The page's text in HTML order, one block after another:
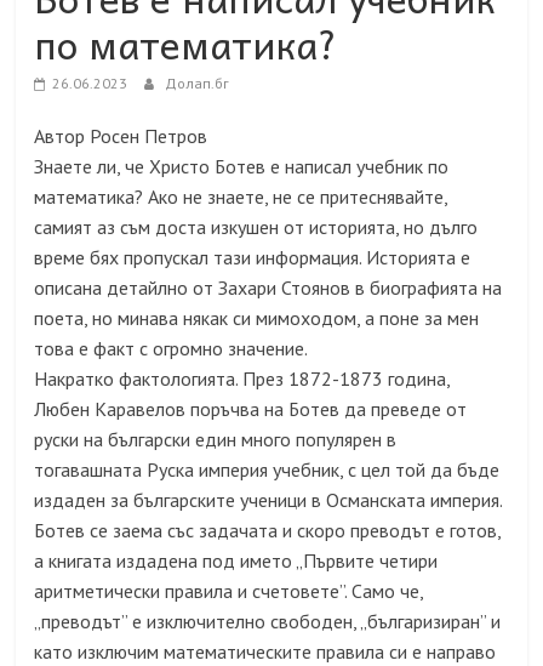
по математика?
26.06.2023 Долап.бг
Автор Росен Петров
Знаете ли, че Христо Ботев е написал учебник по
математика? Ако не знаете, не се притеснявайте,
самият аз съм доста изкушен от историята, но дълго
време бях пропускал тази информация. Историята е
описана детайлно от Захари Стоянов в биографията на
поета, но минава някак си мимоходом, а поне за мен
това е факт с огромно значение.
Накратко фактологията. През 1872-1873 година,
Любен Каравелов поръчва на Ботев да преведе от
руски на български един много популярен в
тогавашната Руска империя учебник, с цел той да бъде
издаден за българските ученици в Османската империя.
Ботев се заема със задачата и скоро преводът е готов,
а книгата издадена под името „Първите четири
аритметически правила и счетовете”. Само че,
„преводът” е изключително свободен, „българизиран” и
като изключим математическите правила си е направо